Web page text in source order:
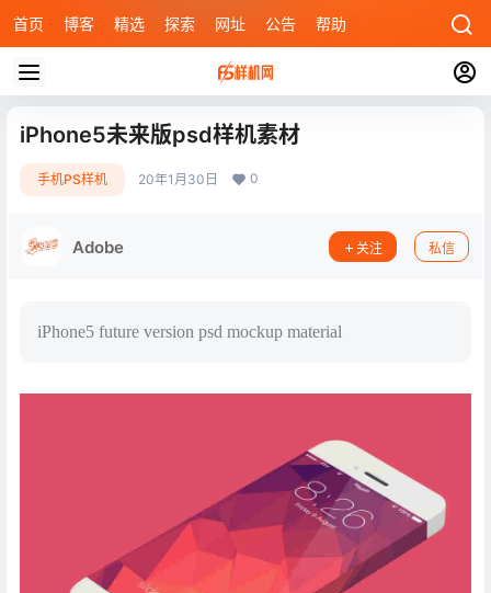
首页 博客 精选 探索 网址 公告 帮助
iPhone5未来版psd样机素材
手机PS样机 20年1月30日 0
Adobe 关注 私信
iPhone5 future version psd mockup material